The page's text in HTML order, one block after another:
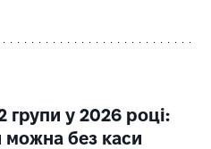
у 2026 році:
можна без каси